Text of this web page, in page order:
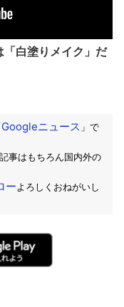
「白塗りメイク」だ
Googleニュース 」で
事はもちろん国内外の
ーよろしくおねがいし